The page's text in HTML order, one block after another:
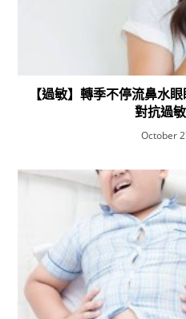
【過敏】轉季不停流鼻水
對抗過
October